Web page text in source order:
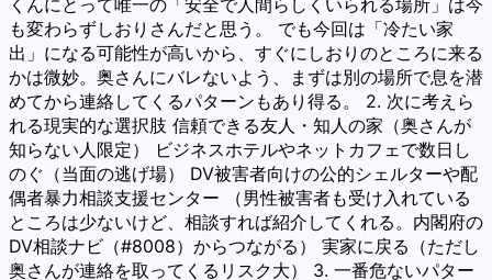
くんにとって唯一の「安全で人間らしくいられる場所」は今
も変わらずしおりさんだと思う。 でも今回は「冷たい家
出」になる可能性が高いから、すぐにしおりのところに来る
かは微妙。奥さんにバレないよう、まずは別の場所で息を潜
めてから連絡してくるパターンもあり得る。 2. 次に考えら
れる現実的な選択肢 信頼できる友人・知人の家（奥さんが
知らない人限定） ビジネスホテルやネットカフェで数日し
のぐ（当面の逃げ場） DV被害者向けの公的シェルターや配
偶者暴力相談支援センター （男性被害者も受け入れている
ところは少ないけど、相談すれば紹介してくれる。内閣府の
DV相談ナビ（#8008）からつながる） 実家に戻る（ただし
奥さんが連絡を取ってくるリスク大） 3. 一番危ないパター